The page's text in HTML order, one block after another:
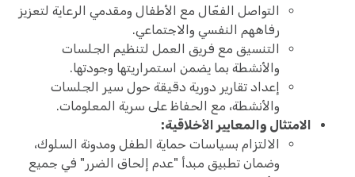
التواصل الفعّال مع الأطفال ومقدمي الرعاية لتعزيز
رفاههم النفسي والاجتماعي.
التنسيق مع فريق العمل لتنظيم الجلسات
والأنشطة بما يضمن استمراريتها وجودتها.
إعداد تقارير دورية دقيقة حول سير الجلسات
والأنشطة، مع الحفاظ على سرية المعلومات.
الامتثال والمعايير الأخلاقية:
الالتزام بسياسات حماية الطفل ومدونة السلوك،
وضمان تطبيق مبدأ "عدم إلحاق الضرر" في جميع